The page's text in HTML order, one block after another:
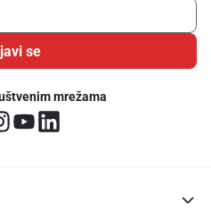
se
mrežama